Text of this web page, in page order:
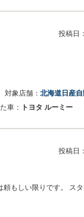
投稿日：
対象店舗： 北海道日産
車： トヨタ ルーミー
投稿日：
もしい限りです。 ス